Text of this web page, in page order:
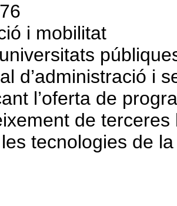
i mobilitat
d’administració i
l’oferta de
de terceres
les tecnologies de